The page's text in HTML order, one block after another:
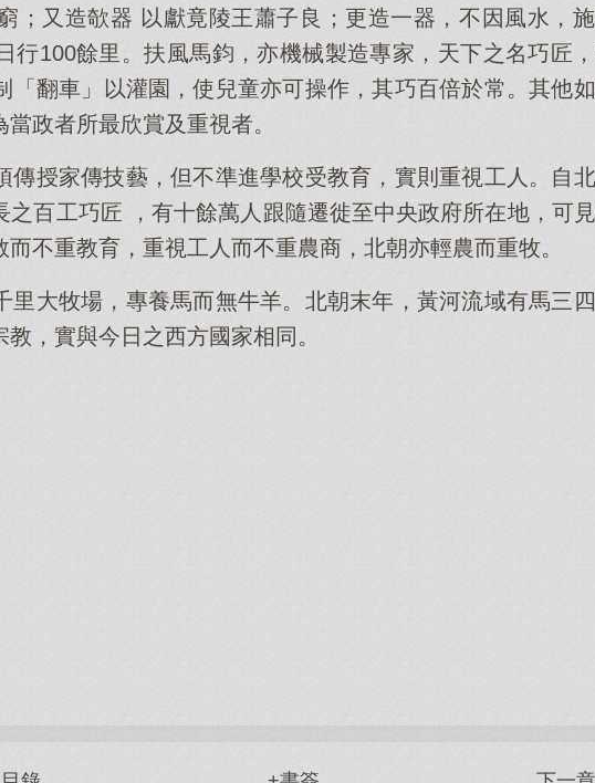
；又造欹器 以獻竟陵王蕭子良；更造一器，不因風水，
行100餘里。扶風馬鈞，亦機械製造專家，天下之名巧匠
「翻車」以灌園，使兒童亦可操作，其巧百倍於常。其他
政者所最欣賞及重視者。
傳授家傳技藝，但不準進學校受教育，實則重視工人。自
百工巧匠 ，有十餘萬人跟隨遷徙至中央政府所在地，可
不重教育，重視工人而不重農商，北朝亦輕農而重牧。
里大牧場，專養馬而無牛羊。北朝末年，黃河流域有馬三
，實與今日之西方國家相同。